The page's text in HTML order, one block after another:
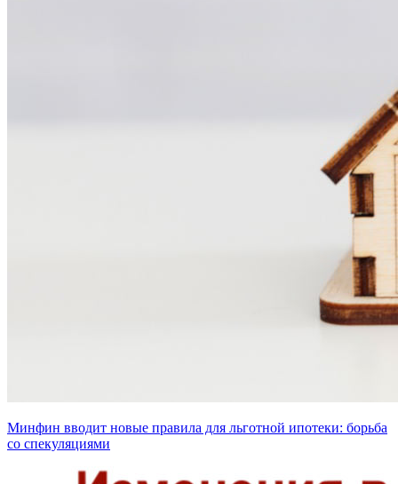
Минфин вводит новые правила для льготной ипотеки: борьба
со спекуляциями